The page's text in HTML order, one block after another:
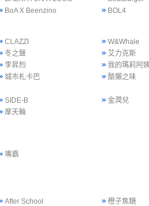
BoA X Beenzino
BOL4
CLAZZI
W&Whale
冬之聲
艾力克斯
李昇烈
我的瑪莉阿
城市札卡巴
酷懶之味
SIDE-B
金潤兒
摩天輪
嘴霸
After School 橙子焦糖